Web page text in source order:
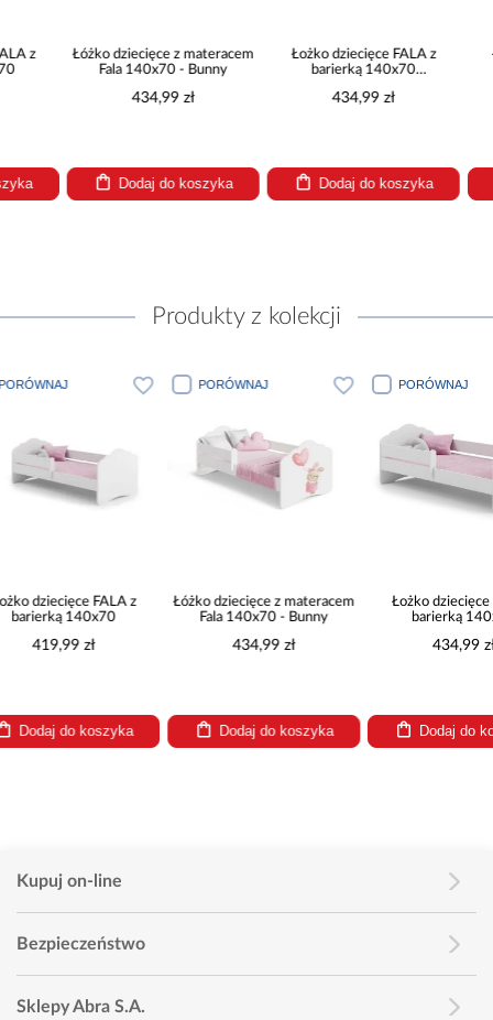
Łóżko dziecięce z materacem
Fala 140x70 - Bunny
Dodaj do koszyka
Łożko dziecięce FALA z
barierką 140x70
Dodaj do koszyka
Łożko
Produkty z kolekcji
PORÓWNAJ
Łóżko dziecięce z materacem
Fala 140x70 - Bunny
434,99 zł
Dodaj do koszyka
PORÓWNAJ
Łożko dziecięce FALA z
barierką 140x70
434,99 zł
Dodaj do koszyka
Łożko
Kupuj on-line
Bezpieczeństwo
Sklepy Abra S.A.